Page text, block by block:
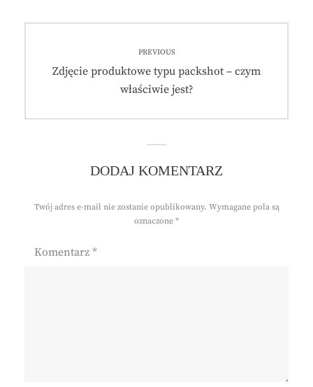
wpisu
PREVIOUS
Previous
Zdjęcie produktowe typu packshot – czym
właściwie jest?
DODAJ KOMENTARZ
Twój adres e-mail nie zostanie opublikowany. Wymagane pola są
oznaczone *
Komentarz *